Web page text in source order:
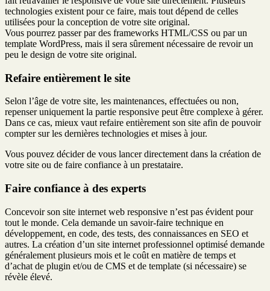
technologies existent pour ce faire, mais tout dépend de celles
utilisées pour la conception de votre site original.
Vous pourrez passer par des frameworks HTML/CSS ou par un
template WordPress, mais il sera sûrement nécessaire de revoir un
peu le design de votre site original.
Refaire entièrement le site
Selon l’âge de votre site, les maintenances, effectuées ou non,
repenser uniquement la partie responsive peut être complexe à gérer.
Dans ce cas, mieux vaut refaire entièrement son site afin de pouvoir
compter sur les dernières technologies et mises à jour.
Vous pouvez décider de vous lancer directement dans la création de
votre site ou de faire confiance à un prestataire.
Faire confiance à des experts
Concevoir son site internet web responsive n’est pas évident pour
tout le monde. Cela demande un savoir-faire technique en
développement, en code, des tests, des connaissances en SEO et
autres. La création d’un site internet professionnel optimisé demande
généralement plusieurs mois et le coût en matière de temps et
d’achat de plugin et/ou de CMS et de template (si nécessaire) se
révèle élevé.